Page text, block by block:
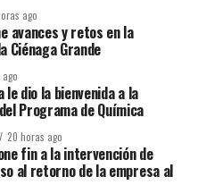
ago
avances y retos en la
Ciénaga Grande
le dio la bienvenida a la
Programa de Química
20 horas ago
fin a la intervención de
al retorno de la empresa al